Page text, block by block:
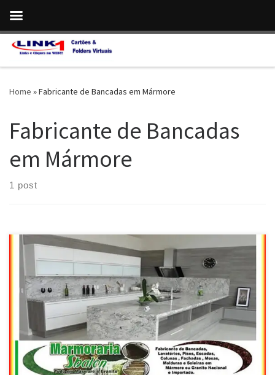
Skip to content
Home »Fabricante de Bancadas em Mármore
Fabricante de Bancadas
em Mármore
1 post
Marmoraria Shalon , Revestimento de Bancadas em mármore
Silestone – Atende Brasília / DF Revestimento de Bancadas e
Balcões em mármore Carrara – Atende Gama / DF Revestimento
de Bancadas e Balcões em mármore Travertino – Atende
Taguatinga / DF Fabricante de Bancadas e Balcões em mármore
Travertino – Atende […]